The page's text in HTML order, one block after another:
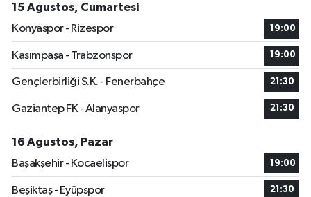
15 Ağustos, Cumartesi
Konyaspor - Rizespor
19:00
Kasımpaşa - Trabzonspor 19:00
Gençlerbirliği S.K. - Fenerbahçe 21:30
Gaziantep FK - Alanyaspor 21:30
16 Ağustos, Pazar
Başakşehir - Kocaelispor
19:00
Beşiktaş - Eyüpspor 21:30